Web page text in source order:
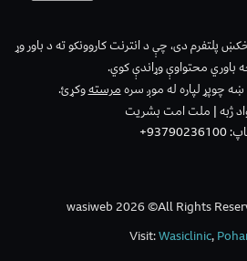
پلتفرم دی، چې د انترنت کاروونکو ته د باور وړ
باوري محتواوې وړاندې کوي.
ښه چوپړ لپاره له موږ سرهمرستهوکړئ.
ژبه | ملت امت بشریت
wasiweb 2026 ©All Rights
Visit:Wasiclinic,